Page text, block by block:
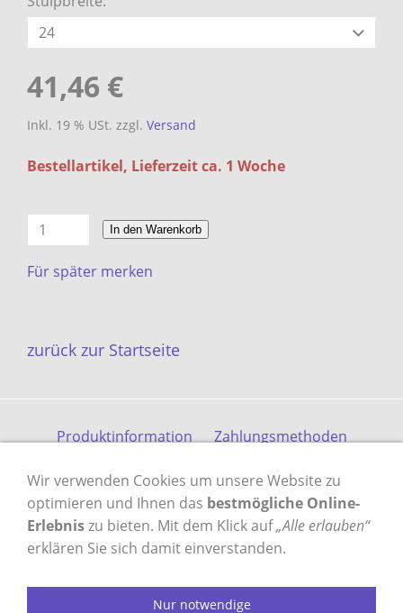
41,46 €
Inkl. 19 % USt. zzgl. Versand
Bestellartikel, Lieferzeit ca. 1 Woche
In den Warenkorb
Für später merken
zurück zur Startseite
Produktinformation
Zahlungsmethoden
Datenschutz
Impressum
VERTRAG WIDERRUFEN
Wir verwenden Cookies um unsere Website zu
optimieren und Ihnen das bestmögliche Online-
Erlebniszu bieten. Mit dem Klick auf„Alle erlauben“
erklären Sie sich damit einverstanden.
Nur notwendige